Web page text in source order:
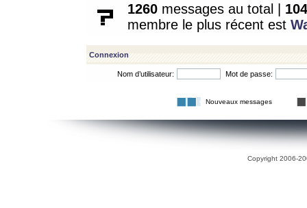
1260 messages au total | 104
membre le plus récent est
Connexion
Nom d’utilisateur: Mot de passe:
Nouveaux messages
Copyright 2006-